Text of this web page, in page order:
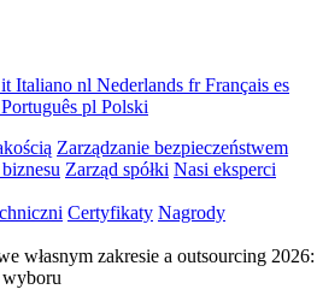
it Italiano nl Nederlands frFrançais es
Português pl Polski
Zarządzanie bezpieczeństwem
Zarząd spółki Nasi eksperci
Certyfikaty Nagrody
własnym zakresie a outsourcing 2026:
wyboru